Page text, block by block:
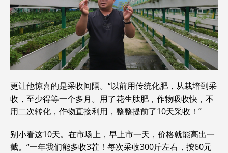
更让他惊喜的是采收间隔。“以前用传统化肥，从栽培到采
收，至少得等一个多月。用了花生肽肥，作物吸收快，不
用二次转化，作物直接利用，整整提前了10天采收！”
别小看这10天。在市场上，早上市一天，价格就能高出一
截。“一年我们能多收3茬！每次采收300斤左右，按60元